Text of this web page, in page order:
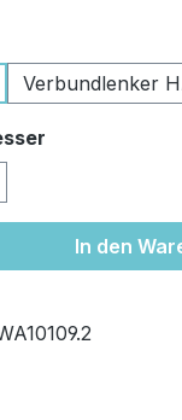
Verbundlenker
Gib den
In den